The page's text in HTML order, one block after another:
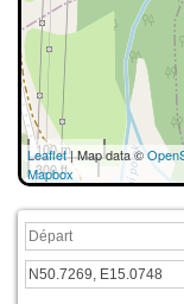
100 m
300 ft
Leaflet| Map data ©
Mapbox